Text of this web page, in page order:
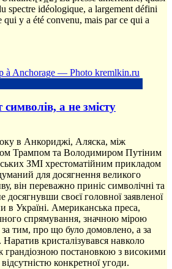
spectre idéologique, a largement défini
qui y a été convenu, mais par ce qui a
а не змісту
в Анкориджі, Аляска, між
Трампом та Володимиром Путіним
ЗМІ хрестоматійним прикладом
для досягнення великого
він переважно приніс символічні та
досягнувши своєї головної заявленої
в Україні. Американська преса,
спрямування, значною мірою
тим, про що було домовлено, а за
кристалізувався навколо
грандіозною постановкою з високими
конкретної угоди.